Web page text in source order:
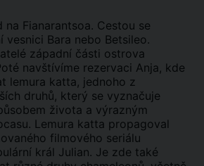
na Fianarantsoa. Cestou se
vesnici Bara nebo Betsileo.
západní části ostrova
navštívíme rezervaci Anja, kde
lemura katta, jednoho z
druhů, který se vyznačuje
života a výrazným
Lemura katta propagoval
filmového seriálu
král Julian. Je zde také